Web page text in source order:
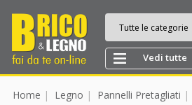
Tutte le categorie
Vedi tutte
Home Legno Pannelli Pretagliati